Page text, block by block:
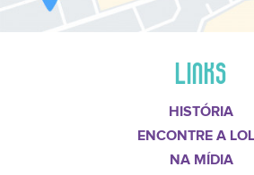
LINKS
HISTÓRIA
ENCONTRE A
NA MÍDIA